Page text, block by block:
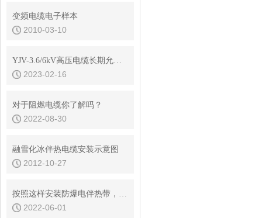
变频电缆电子样本
2010-03-10
YJV-3.6/6kV高压电缆长期允许载流量对照表
2023-02-16
对于阻燃电缆你了解吗？
2022-08-30
融雪化冰伴热电缆安装示意图
2012-10-27
按照这样安装防爆电伴热带，准没问题！
2022-06-01